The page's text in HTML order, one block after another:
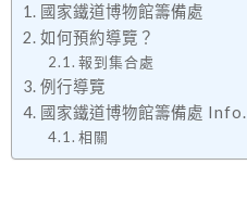
國家鐵道博物館籌備處
如何預約導覽？
報到集合處
例行導覽
國家鐵道博物館籌備處 Info.
相關